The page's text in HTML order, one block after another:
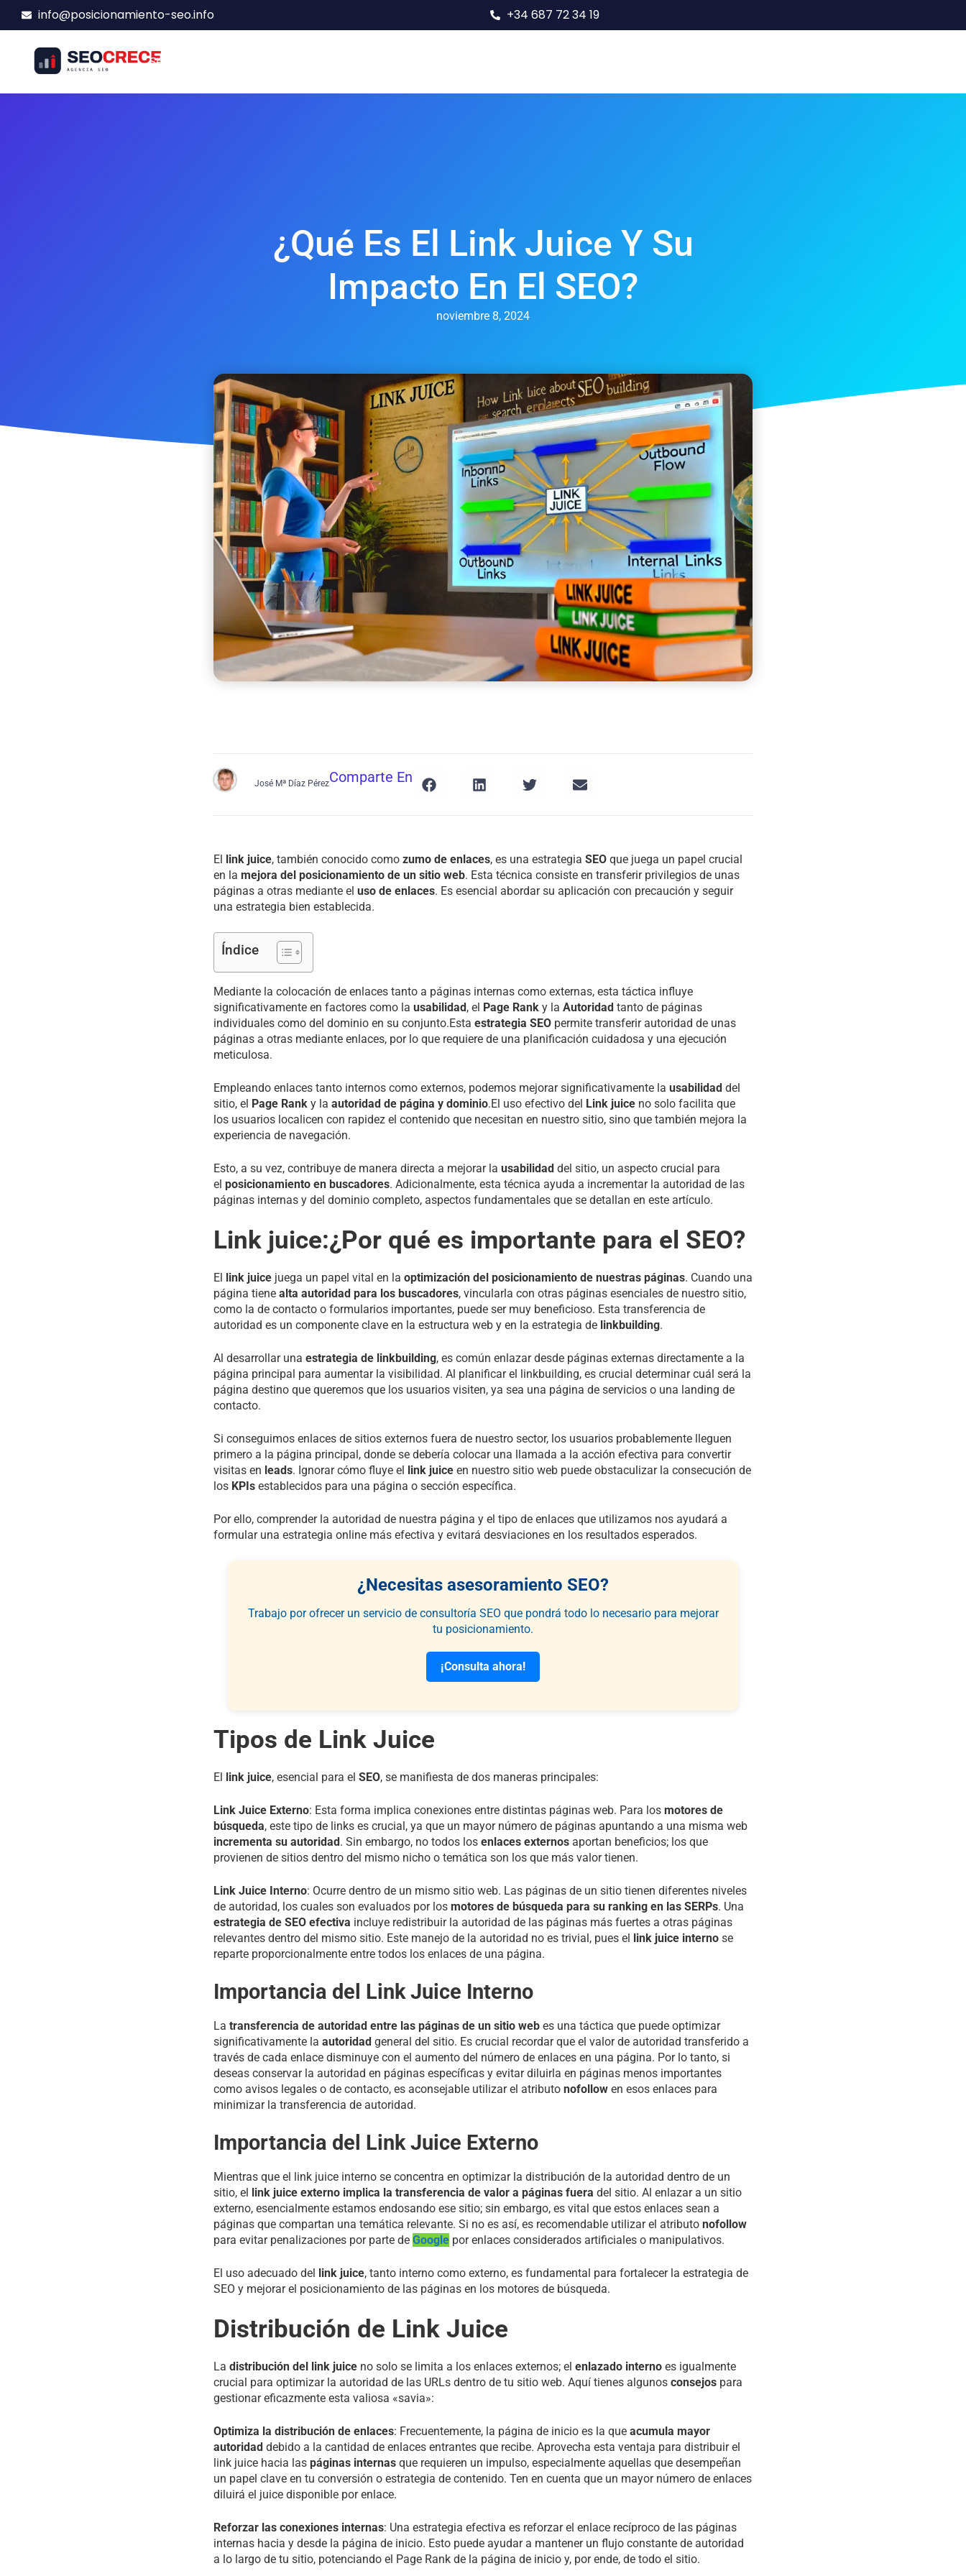
info@posicionamiento-seo.info +34 687 72 34 19
Servicios SEO
¿Qué Es El Link Juice Y Su
Impacto En El SEO?
noviembre 8, 2024
José Mª Díaz PérezComparte En
El link juice, también conocido como zumo de enlaces, es una estrategia SEO que juega un papel crucial
en la mejora del posicionamiento de un sitio web. Esta técnica consiste en transferir privilegios de unas
páginas a otras mediante el uso de enlaces. Es esencial abordar su aplicación con precaución y seguir
una estrategia bien establecida.
Índice
Mediante la colocación de enlaces tanto a páginas internas como externas, esta táctica influye
significativamente en factores como la usabilidad , el Page Rank y la Autoridad tanto de páginas
individuales como del dominio en su conjunto.Esta estrategia SEO permite transferir autoridad de unas
páginas a otras mediante enlaces, por lo que requiere de una planificación cuidadosa y una ejecución
meticulosa.
Empleando enlaces tanto internos como externos, podemos mejorar significativamente la usabilidad del
sitio, el Page Rank y la autoridad de página y dominio.El uso efectivo del Link juice no solo facilita que
los usuarios localicen con rapidez el contenido que necesitan en nuestro sitio, sino que también mejora la
experiencia de navegación.
Esto, a su vez, contribuye de manera directa a mejorar la usabilidad del sitio, un aspecto crucial para
el posicionamiento en buscadores. Adicionalmente, esta técnica ayuda a incrementar la autoridad de las
páginas internas y del dominio completo, aspectos fundamentales que se detallan en este artículo.
Link juice:¿Por qué es importante para el SEO?
El link juice juega un papel vital en la optimización del posicionamiento de nuestras páginas. Cuando una
página tiene alta autoridad para los buscadores, vincularla con otras páginas esenciales de nuestro sitio,
como la de contacto o formularios importantes, puede ser muy beneficioso. Esta transferencia de
autoridad es un componente clave en la estructura web y en la estrategia de linkbuilding.
Al desarrollar una estrategia de linkbuilding, es común enlazar desde páginas externas directamente a la
página principal para aumentar la visibilidad. Al planificar el linkbuilding, es crucial determinar cuál será la
página destino que queremos que los usuarios visiten, ya sea una página de servicios o una landing de
contacto.
Si conseguimos enlaces de sitios externos fuera de nuestro sector, los usuarios probablemente lleguen
primero a la página principal, donde se debería colocar una llamada a la acción efectiva para convertir
visitas en leads. Ignorar cómo fluye el link juice en nuestro sitio web puede obstaculizar la consecución de
los KPIs establecidos para una página o sección específica.
Por ello, comprender la autoridad de nuestra página y el tipo de enlaces que utilizamos nos ayudará a
formular una estrategia online más efectiva y evitará desviaciones en los resultados esperados.
¿Necesitas asesoramiento SEO?
Trabajo por ofrecer un servicio de consultoría SEO que pondrá todo lo necesario para mejorar
tu posicionamiento.
¡Consulta ahora!
Tipos de Link Juice
El link juice, esencial para el SEO, se manifiesta de dos maneras principales:
Link Juice Externo: Esta forma implica conexiones entre distintas páginas web. Para los motores de
búsqueda, este tipo de links es crucial, ya que un mayor número de páginas apuntando a una misma web
incrementa su autoridad . Sin embargo, no todos los enlaces externos aportan beneficios; los que
provienen de sitios dentro del mismo nicho o temática son los que más valor tienen.
Link Juice Interno: Ocurre dentro de un mismo sitio web. Las páginas de un sitio tienen diferentes niveles
de autoridad, los cuales son evaluados por los motores de búsqueda para su ranking en las SERPs. Una
estrategia de SEO efectiva incluye redistribuir la autoridad de las páginas más fuertes a otras páginas
relevantes dentro del mismo sitio. Este manejo de la autoridad no es trivial, pues el
link juice interno se
reparte proporcionalmente entre todos los enlaces de una página.
Importancia del Link Juice Interno
La transferencia de autoridad entre las páginas de un sitio web es una táctica que puede optimizar
significativamente la autoridad general del sitio. Es crucial recordar que el valor de autoridad transferido a
través de cada enlace disminuye con el aumento del número de enlaces en una página. Por lo tanto, si
deseas conservar la autoridad en páginas específicas y evitar diluirla en páginas menos importantes
como avisos legales o de contacto, es aconsejable utilizar el atributo nofollow en esos enlaces para
minimizar la transferencia de autoridad.
Importancia del Link Juice Externo
Mientras que el link juice interno se concentra en optimizar la distribución de la autoridad dentro de un
sitio, el
link juice externo implica la transferencia de valor a páginas fuera del sitio. Al enlazar a un sitio
externo, esencialmente estamos endosando ese sitio; sin embargo, es vital que estos enlaces sean a
páginas que compartan una temática relevante. Si no es así, es recomendable utilizar el atributo nofollow
para evitar penalizaciones por parte de Google por enlaces considerados artificiales o manipulativos.
El uso adecuado del link juice, tanto interno como externo, es fundamental para fortalecer la estrategia de
SEO y mejorar el posicionamiento de las páginas en los motores de búsqueda.
Distribución de Link Juice
La distribución del link juice no solo se limita a los enlaces externos; el enlazado interno es igualmente
crucial para optimizar la autoridad de las URLs dentro de tu sitio web. Aquí tienes algunos consejos para
gestionar eficazmente esta valiosa «savia»:
Optimiza la distribución de enlaces: Frecuentemente, la página de inicio es la que acumula mayor
autoridad debido a la cantidad de enlaces entrantes que recibe. Aprovecha esta ventaja para distribuir el
link juice hacia las páginas internas que requieren un impulso, especialmente aquellas que desempeñan
un papel clave en tu conversión o estrategia de contenido. Ten en cuenta que un mayor número de enlaces
diluirá el juice disponible por enlace.
Reforzar las conexiones internas: Una estrategia efectiva es reforzar el enlace recíproco de las páginas
internas hacia y desde la página de inicio. Esto puede ayudar a mantener un flujo constante de autoridad
a lo largo de tu sitio, potenciando el Page Rank de la página de inicio y, por ende, de todo el sitio.